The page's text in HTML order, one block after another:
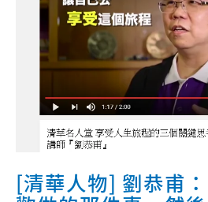
[清華人物] 劉恭甫